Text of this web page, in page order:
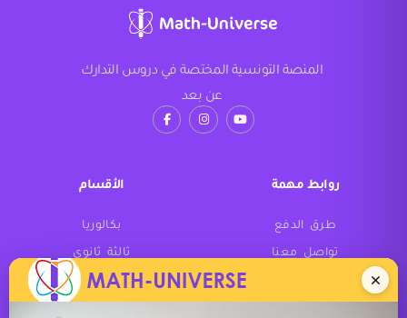
الأقسام
بكالوريا
ثالثة ثانوي
ثانية ثانوي
روابط مهمة
طرق الدفع
تواصل معنا